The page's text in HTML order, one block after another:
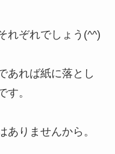
れぞれでしょう(^^)
あれば紙に落とし
す。
ありませんから。